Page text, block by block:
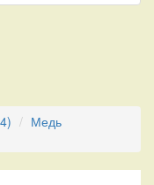
Медь